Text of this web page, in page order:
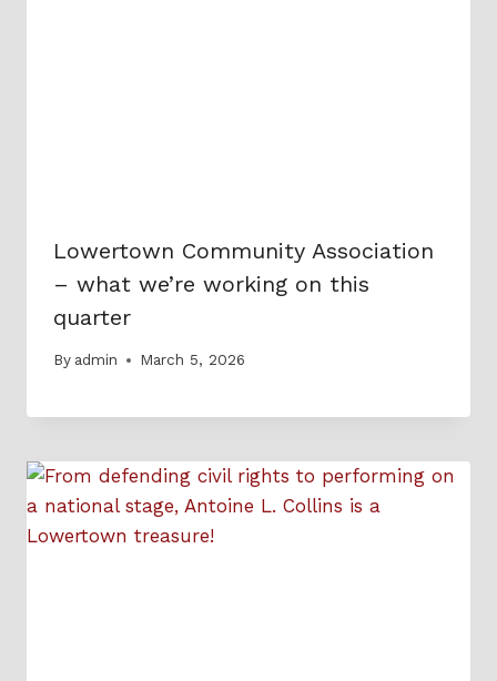
Lowertown Community Association
– what we’re working on this
quarter
By admin March 5, 2026